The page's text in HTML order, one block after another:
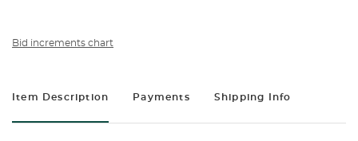
Bid increments chart
Item Description Payments Shipping Info